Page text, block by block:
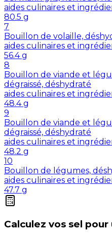
aides culinaires et
80.5 g
7
Bouillon de volaille,
aides culinaires et
56.4 g
8
Bouillon de viande et
dégraissé, déshydraté
aides culinaires et
48.4 g
9
Bouillon de viande et
dégraissé, déshydraté
aides culinaires et
48.2 g
10
Bouillon de légumes,
aides culinaires et
47.7 g
Calculez vos sel pour